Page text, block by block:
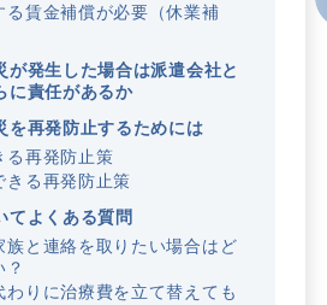
る賃金補償が必要（休業補
が発生した場合は派遣会社と
に責任があるか
を再発防止するためには
る再発防止策
きる再発防止策
てよくある質問
族と連絡を取りたい場合はど
？
わりに治療費を立て替えても